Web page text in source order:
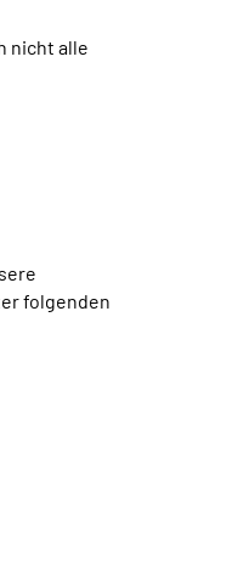
nicht alle
folgenden